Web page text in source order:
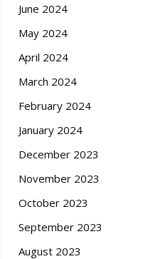
June 2024
May 2024
April 2024
March 2024
February 2024
January 2024
December 2023
November 2023
October 2023
September 2023
August 2023